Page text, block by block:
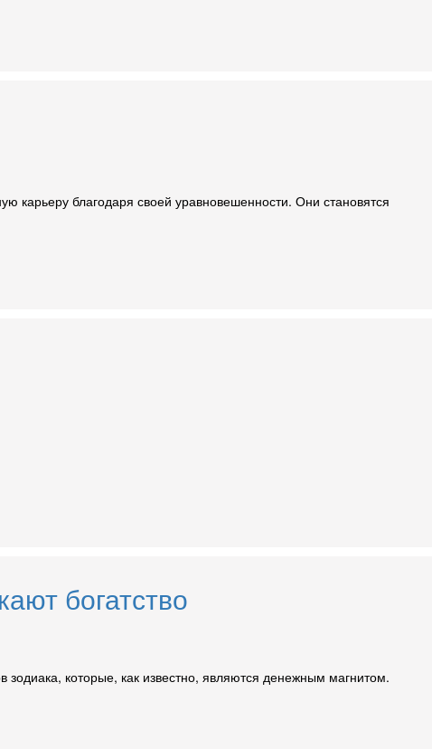
карьеру благодаря своей уравновешенности. Они становятся
богатство
зодиака, которые, как известно, являются денежным магнитом.